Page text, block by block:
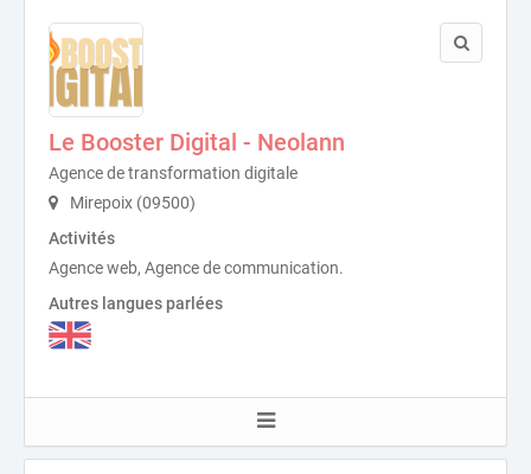
Le Booster Digital - Neolann
Agence de transformation digitale
Mirepoix (09500)
Activités
Agence web, Agence de communication.
Autres langues parlées